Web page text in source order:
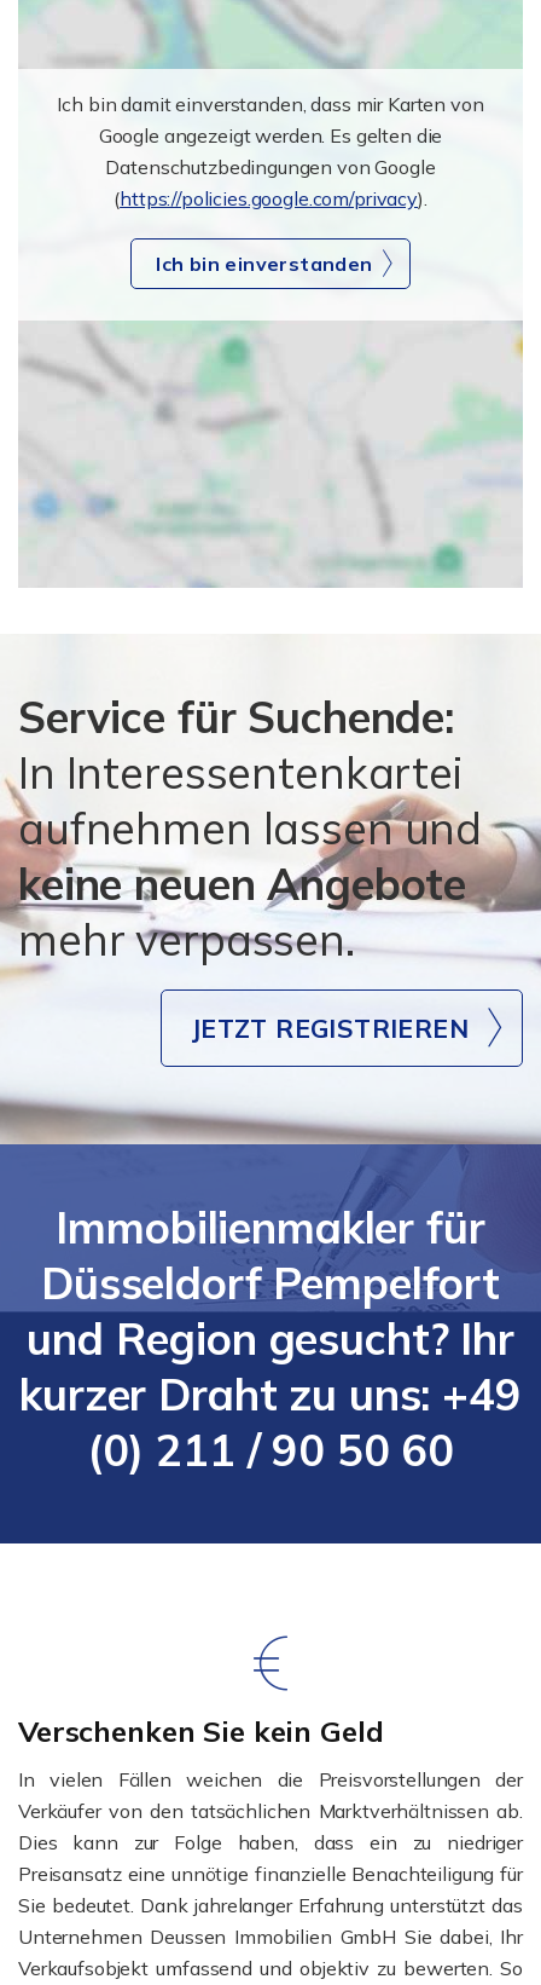
Ich bin damit einverstanden, dass mir Karten von
Google angezeigt werden. Es gelten die
Datenschutzbedingungen von Google
(https://policies.google.com/privacy).
Ich bin einverstanden
Service für Suchende:
In Interessentenkartei
aufnehmen lassen und
keine neuen Angebote
mehr verpassen.
JETZT REGISTRIEREN
Immobilienmakler für
Düsseldorf Pempelfort
und Region gesucht? Ihr
kurzer Draht zu uns: +49
(0) 211 / 90 50 60
Verschenken Sie kein Geld
In vielen Fällen weichen die Preisvorstellungen der
Verkäufer von den tatsächlichen Marktverhältnissen ab.
Dies kann zur Folge haben, dass ein zu niedriger
Preisansatz eine unnötige finanzielle Benachteiligung für
Sie bedeutet. Dank jahrelanger Erfahrung unterstützt das
Unternehmen Deussen Immobilien GmbH Sie dabei, Ihr
Verkaufsobjekt umfassend und objektiv zu bewerten. So